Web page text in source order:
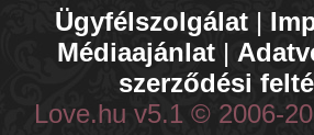
Ügyfélszolgálat |
Médiaajánlat|
szerződési
Love.hu v5.1 © 2006-